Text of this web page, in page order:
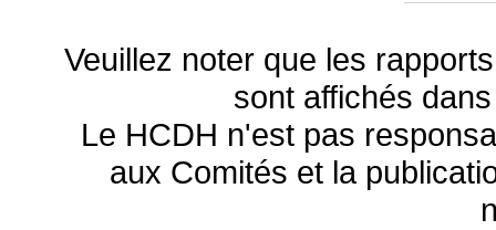
Veuillez noter que les
sont affichés
Le HCDH n'est pas
aux Comités et la